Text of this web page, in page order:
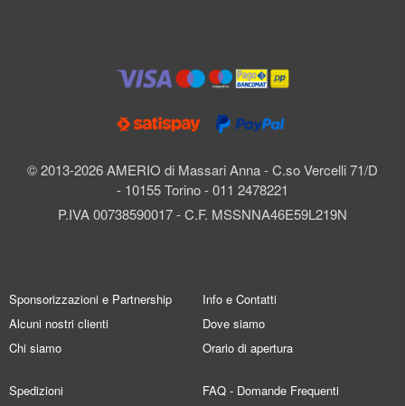
© 2013-2026 AMERIO di Massari Anna - C.so Vercelli 71/D
- 10155 Torino - 011 2478221
P.IVA 00738590017 - C.F. MSSNNA46E59L219N
Sponsorizzazioni e Partnership
Alcuni nostri clienti
Chi siamo
Info e Contatti
Dove siamo
Orario di apertura
Spedizioni
FAQ - Domande Frequenti